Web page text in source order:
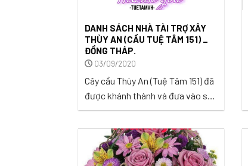
DANH SÁCH NHÀ TÀI TRỢ XÂY
THÙY AN (CẦU TUỆ TÂM 151) _
ĐỒNG THÁP.
03/09/2020
Cây cầu Thùy An (Tuệ Tâm 151) đã
được khánh thành và đưa vào sử
dụng trong niềm hân hoan và
hạnh phúc của bà con Ấp 3, xã
Bình Hàng Tây, huyện Cao Lãnh,
Đồng Tháp vào ngày 24/10/2020.